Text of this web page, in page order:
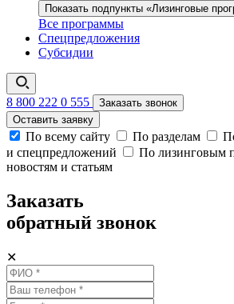
Показать подпункты «Лизинговые
Все программы
Спецпредложения
Субсидии
8 800 222 0 555
Заказать звонок
Оставить заявку
По всему сайту По разделам
и спецпредложений
По лизинговым
новостям и статьям
Заказать
обратный звонок
✕